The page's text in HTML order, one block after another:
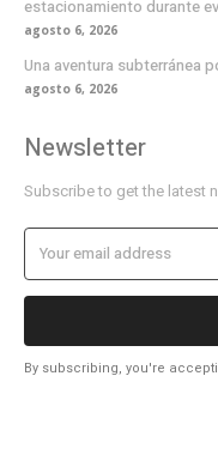
estacionamiento durante
agosto 6, 2026
Una aventura subterránea
agosto 6, 2026
Newsletter
Subscribe to get the latest
By subscribing, you're